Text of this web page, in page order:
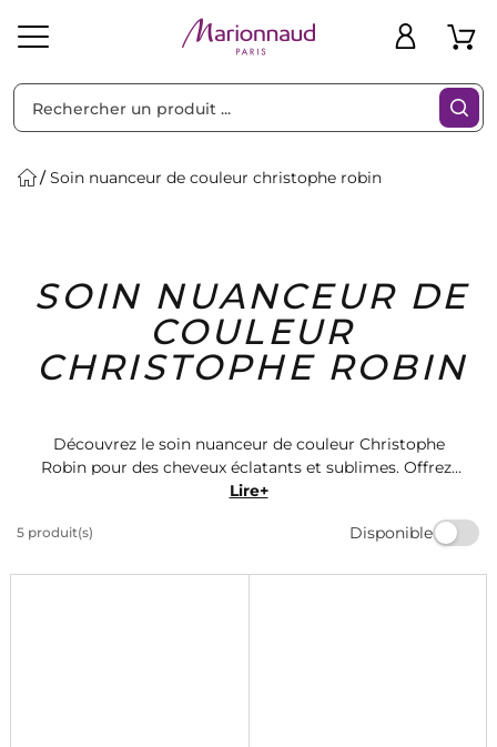
Solaire Homme Marques Idées
Cadeaux
Bons
Plans
Soin nuanceur de couleur christophe robin
SOIN NUANCEUR DE
COULEUR
CHRISTOPHE ROBIN
Découvrez le soin nuanceur de couleur Christophe
Robin pour des cheveux éclatants et sublimes. Offrez-
vous une expérience capillaire de luxe avec nos
soins pour tous les types de cheveux sur Marionnaud.
Lire+
5 produit(s) Disponible
Filtres